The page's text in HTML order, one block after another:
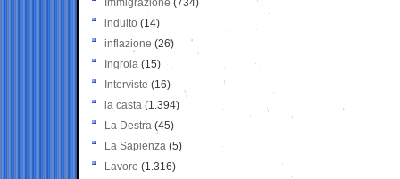
Immigrazione (734)
indulto (14)
inflazione (26)
Ingroia (15)
Interviste (16)
la casta (1.394)
La Destra (45)
La Sapienza (5)
Lavoro (1.316)